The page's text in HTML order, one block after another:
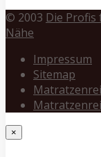
© 2003 Die
Nähe
Impressum
Sitemap
×